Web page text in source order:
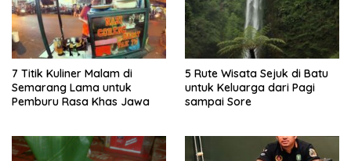
7 Titik Kuliner Malam di
Semarang Lama untuk
Pemburu Rasa Khas Jawa
5 Rute Wisata Sejuk di Batu
untuk Keluarga dari Pagi
sampai Sore